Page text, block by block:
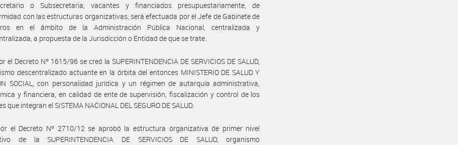
o Subsecretaria, vacantes y financiados presupuestariamente, de
con las estructuras organizativas, será efectuada por el Jefe de Gabinete de
en el ámbito de la Administración Pública Nacional, centralizada y
a propuesta de la Jurisdicción o Entidad de que se trate.
el Decreto Nº 1615/96 se creó la SUPERINTENDENCIA DE SERVICIOS DE SALUD,
descentralizado actuante en la órbita del entonces MINISTERIO DE SALUD Y
SOCIAL, con personalidad jurídica y un régimen de autarquía administrativa,
y financiera, en calidad de ente de supervisión, fiscalización y control de los
que integran el SISTEMA NACIONAL DEL SEGURO DE SALUD.
el Decreto Nº 2710/12 se aprobó la estructura organizativa de primer nivel
de la SUPERINTENDENCIA DE SERVICIOS DE SALUD, organismo